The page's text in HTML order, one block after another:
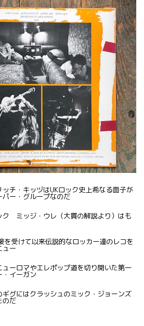
チ・キッヅはUKロック史上希なる面子が
ー・グループなのだ
ク ミッジ・ウレ（大貫の解説より）はも
を受けて以来伝説的なロッカー達のレコを
ュー
ーロマやエレポップ道を切り開いた第一
・イーガン
グにはクラッシュのミック・ジョーンズ
のだ